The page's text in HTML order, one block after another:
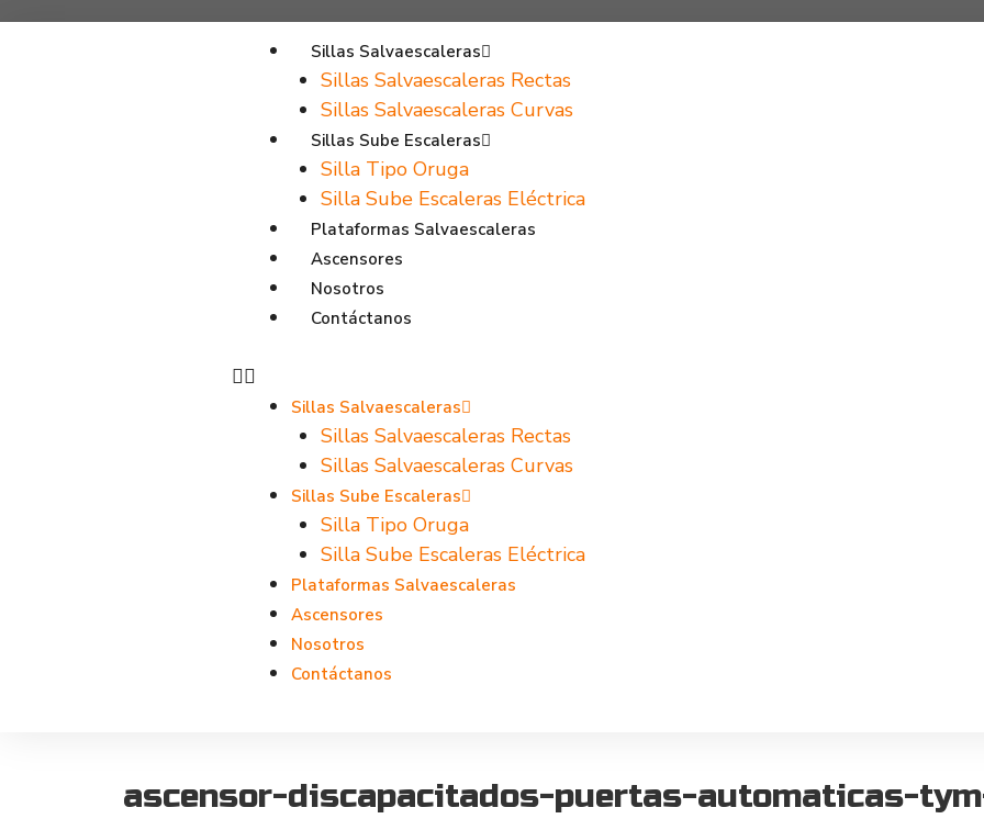
Sillas Salvaescaleras
Sillas Salvaescaleras Rectas
Sillas Salvaescaleras Curvas
Sillas Sube Escaleras
Silla Tipo Oruga
Silla Sube Escaleras Eléctrica
Plataformas Salvaescaleras
Ascensores
Nosotros
Contáctanos
Sillas Salvaescaleras
Sillas Salvaescaleras Rectas
Sillas Salvaescaleras Curvas
Sillas Sube Escaleras
Silla Tipo Oruga
Silla Sube Escaleras Eléctrica
Plataformas Salvaescaleras
Ascensores
Nosotros
Contáctanos
ascensor-discapacitados-puertas-automaticas-